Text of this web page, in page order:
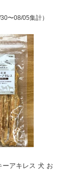
30〜08/05集計）
ーアキレス 犬 お